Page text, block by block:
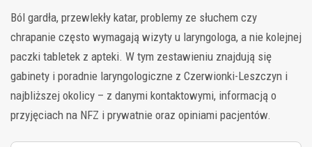
Ból gardła, przewlekły katar, problemy ze słuchem czy
chrapanie często wymagają wizyty u laryngologa, a nie kolejnej
paczki tabletek z apteki. W tym zestawieniu znajdują się
gabinety i poradnie laryngologiczne z Czerwionki-Leszczyn i
najbliższej okolicy – z danymi kontaktowymi, informacją o
przyjęciach na NFZ i prywatnie oraz opiniami pacjentów.